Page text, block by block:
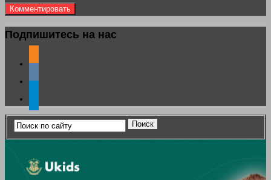
Подпишитесь на нас